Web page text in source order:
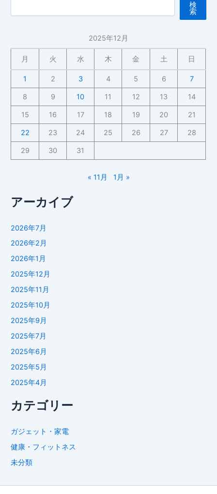
検
索
2025年12月
月 火 水 木 金 土 日
1 2 3 4 5 6 7
8 9 10 11 12 13 14
15 16 17 18 19 20 21
22 23 24 25 26 27 28
29 30 31
« 11月 1月 »
アーカイブ
2026年7月
2026年2月
2026年1月
2025年12月
2025年11月
2025年10月
2025年9月
2025年7月
2025年6月
2025年5月
2025年4月
カテゴリー
ガジェット・家電
健康・フィットネス
未分類